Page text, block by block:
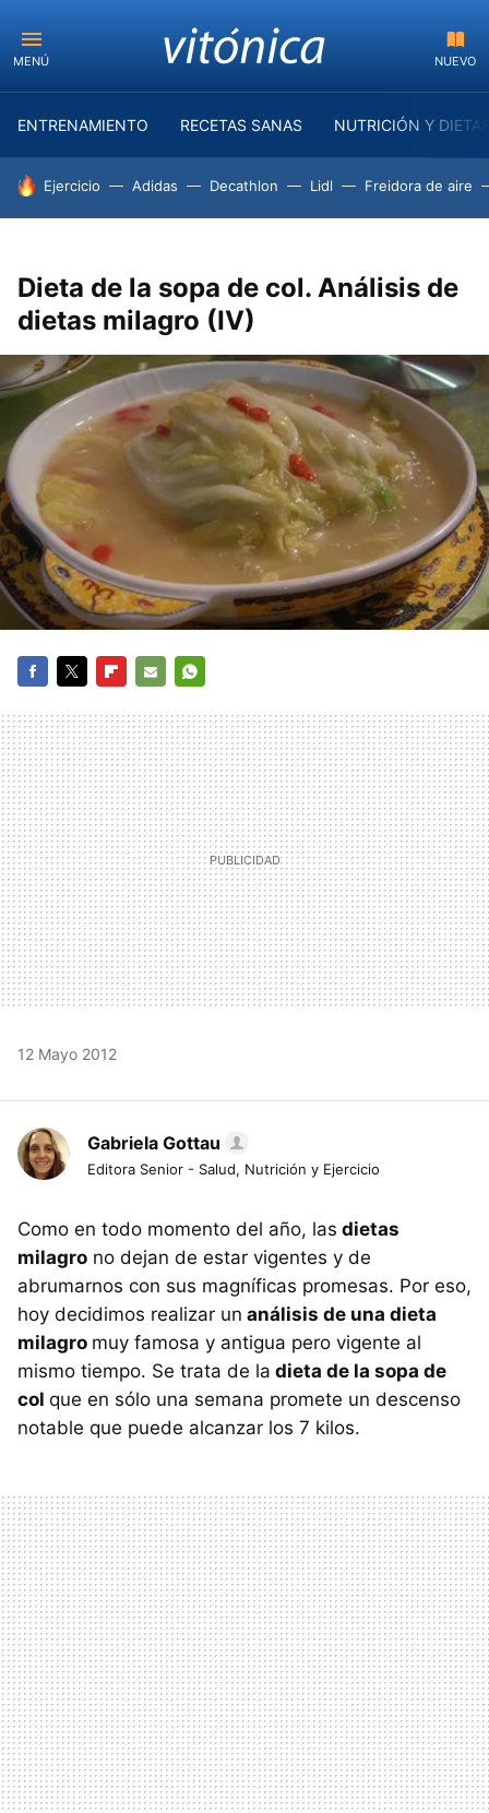
MENÚ NUEVO
ENTRENAMIENTO RECETAS SANAS NUTRICIÓN Y
HOY SE HABLA DE
Ejercicio Adidas Decathlon Lidl Freidora de aire
Dieta de la sopa de col. Análisis de
dietas milagro (IV)
MAIL
12 Mayo 2012
Gabriela Gottau
Editora Senior - Salud, Nutrición y Ejercicio
Como en todo momento del año, las dietas
milagro no dejan de estar vigentes y de
abrumarnos con sus magníficas promesas. Por eso,
hoy decidimos realizar un análisis de una dieta
milagro muy famosa y antigua pero vigente al
mismo tiempo. Se trata de la dieta de la sopa de
col que en sólo una semana promete un descenso
notable que puede alcanzar los 7 kilos.